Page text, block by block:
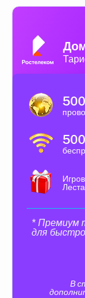
500
500
* Премиум
для
В